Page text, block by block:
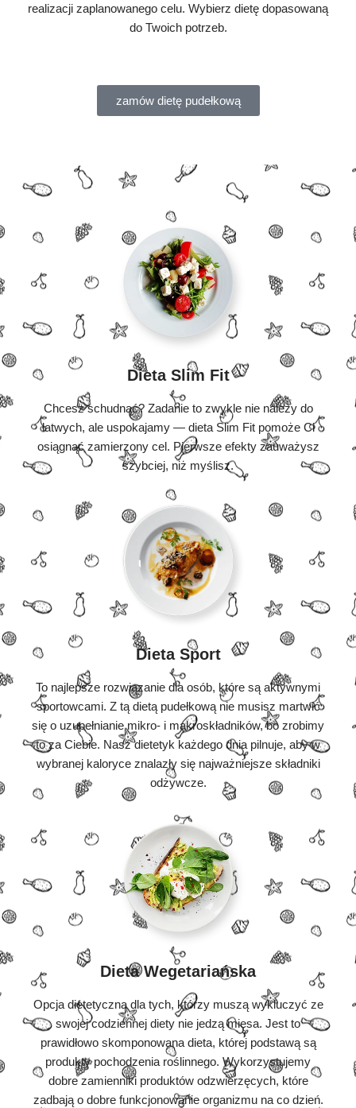
realizacji zaplanowanego celu. Wybierz dietę dopasowaną
do Twoich potrzeb.
zamów dietę pudełkową
Dieta Slim Fit
Chcesz schudnąć? Zadanie to zwykle nie należy do
łatwych, ale uspokajamy — dieta Slim Fit pomoże Ci
osiągnąć zamierzony cel. Pierwsze efekty zauważysz
szybciej, niż myślisz.
Dieta Sport
To najlepsze rozwiązanie dla osób, które są aktywnymi
sportowcami. Z tą dietą pudełkową nie musisz martwić
się o uzupełnianie mikro- i makroskładników, bo zrobimy
to za Ciebie. Nasz dietetyk każdego dnia pilnuje, aby w
wybranej kaloryce znalazły się najważniejsze składniki
odżywcze.
Dieta Wegetariańska
Opcja dietetyczna dla tych, którzy muszą wykluczyć ze
swojej codziennej diety nie jedzą mięsa. Jest to
prawidłowo skomponowana dieta, której podstawą są
produkty pochodzenia roślinnego. Wykorzystujemy
dobre zamienniki produktów odzwierzęcych, które
zadbają o dobre funkcjonowanie organizmu na co dzień.